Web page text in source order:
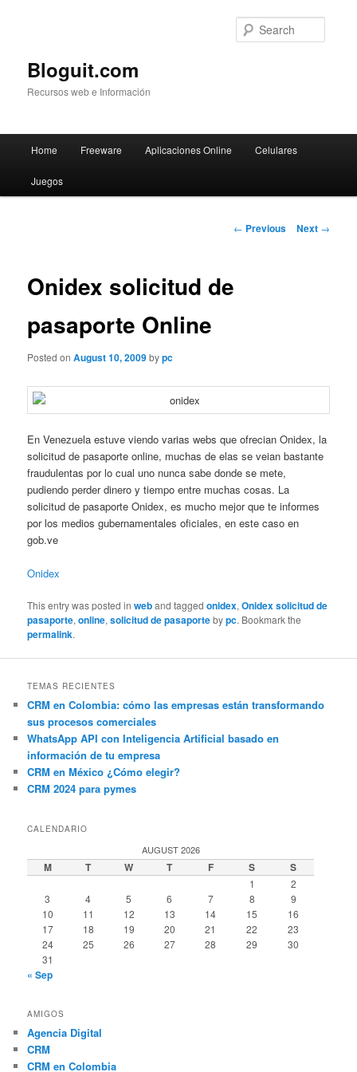
Bloguit.com
Recursos web e Información
Skip
to
Home Freeware Aplicaciones Online Celulares
Juegos
Post
← Previous Next →
Onidex solicitud de
pasaporte Online
Posted onAugust 10, 2009bypc
En Venezuela estuve viendo varias webs que ofrecian Onidex, la
solicitud de pasaporte online, muchas de elas se veian bastante
fraudulentas por lo cual uno nunca sabe donde se mete,
pudiendo perder dinero y tiempo entre muchas cosas. La
solicitud de pasaporte Onidex, es mucho mejor que te informes
por los medios gubernamentales oficiales, en este caso en
gob.ve
Onidex
This entry was posted inweband taggedonidex,Onidex solicitud de
pasaporte,online,solicitud de pasaportebypc. Bookmark the
permalink.
TEMAS RECIENTES
CRM en Colombia: cómo las empresas están transformando
sus procesos comerciales
WhatsApp API con Inteligencia Artificial basado en
información de tu empresa
CRM en México ¿Cómo elegir?
CRM 2024 para pymes
CALENDARIO
AUGUST 2026
M T W T F S S
1
2
3
4 5 6 7 8
9
10
11 12 13 14 15
16
17
18 19 20 21 22
23
24
25 26 27 28 29
30
31
« Sep
AMIGOS
Agencia Digital
CRM
CRM en Colombia